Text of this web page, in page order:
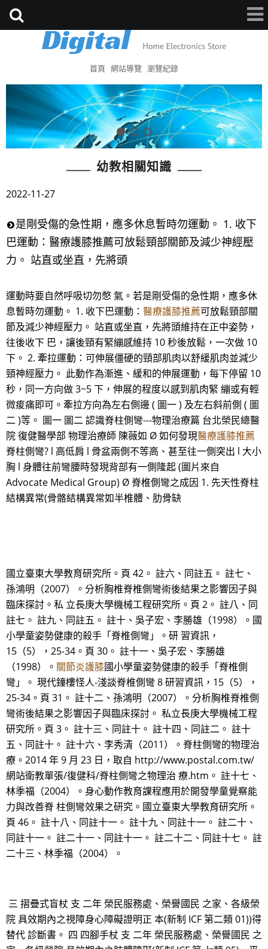
首頁 網站導覽 瀏覽紀錄
幼教相關知識
2022-11-27
是剛受傷的急性期，應多休息暫時勿運動。 1. 收下
巴運動：醫療護膝推薦可放鬆頸部關節及減少神經壓
力。 站直或坐直，先將頭
運動時要自然呼吸切勿憋 氣。若是剛受傷的急性期，應多休
息暫時勿運動。 1. 收下巴運動： 醫療護膝推薦可放鬆頸部關
節及減少神經壓力。 站直或坐直，先將頭維持在正中姿勢，
往後收下 巴，讓後頸有緊繃感維持 10 秒後放鬆，一次做 10
下。 2. 牽拉運動：可伸展僵硬的頸部肌肉以舒緩肌肉並減少
頸神經壓力。 此動作為漸進、緩和的伸展運動，每下停留 10
秒，同一方向做 3~5 下，伸展的程度以感到肌肉緊 繃或有輕
微痠痛即可。牽拉方向為左右側邊 ( 圖一 ) 及左右斜前側 ( 圖
二 )等。 圖一 圖二 認識脊柱側彎---物理治療篇 台北榮民總醫
院 復健醫學部 物理治療師 陳薇如 Ø 如何發現醫療護膝推薦
脊柱側彎? l 高低肩 l 骨盆兩側不等高、甚至往一側突出 l 大小
胸 l 身體往前彎腰時發現背部有一側隆起 (圖片來自
Advocate Medical Group) Ø 脊椎側彎之成因 1. 先天性脊柱
結構異常(骨骼結構異常如半椎體、肋骨缺
國立臺東大學教育研究所。頁 42。 註六、同註五。 註七、
孫鴻明（2007）。分析胸椎脊椎側彎術後結果之影響因子與
臨床探討。私 立長庚大學機械工程研究所。頁 2。 註八、同
註七。 註九、同註五。 註十、吳子宏、李勝雄（1998）。國
小學童姿勢健康的殺手「脊椎側彎」。研 習資訊，
15（5），25-34。頁 30。 註十一、吳子宏、李勝雄
（1998）。 關節炎護膝國小學童姿勢健康的殺手「脊椎側
彎」。 現代鐘樓怪人-淺談脊椎側彎 8 研習資訊，15（5），
25-34。頁 31。 註十二、孫鴻明（2007）。分析胸椎脊椎側
彎術後結果之影響因子與臨床探討。 私立長庚大學機械工程
研究所。頁 3。 註十三、同註十。 註十四、同註二。 註十
五、同註十。 註十六、李秀清（2011）。脊柱側彎的物理治
療。2014 年 9 月 23 日，取自 http://www.postal.com.tw/
網站衛教單張/復健科/脊柱側彎之物理治 療.htm。 註十七、
林季福（2004）。身心動作教育課程應用於開發學童覺察能
力與改善脊 柱側彎效果之研究。國立臺東大學教育研究所。
頁 46。 註十八、同註十一。 註十九、同註十一。 註二十、
同註十一。 註二十一、同註十一。 註二十二、同註十七。 註
二十三、林季福（2004）。
三 摺疊式盲杖 支 二年 榮民服務處、榮譽國民 之家、各級榮
院 具效期內之視障身心障礙證明正 本(新制 ICF 第二類 01))得
替代 診斷書。 四 四腳手杖 支 二年 榮民服務處、榮譽國民 之